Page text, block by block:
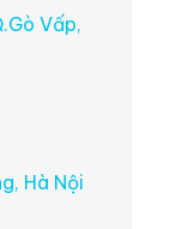
Vấp,
Hà Nội